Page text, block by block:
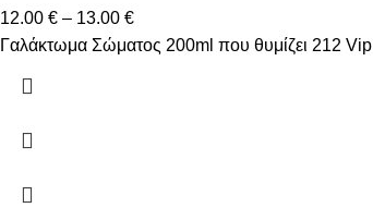
12.00 € – 13.00 €
Γαλάκτωμα Σώματος 200ml που θυμίζει 212 Vip